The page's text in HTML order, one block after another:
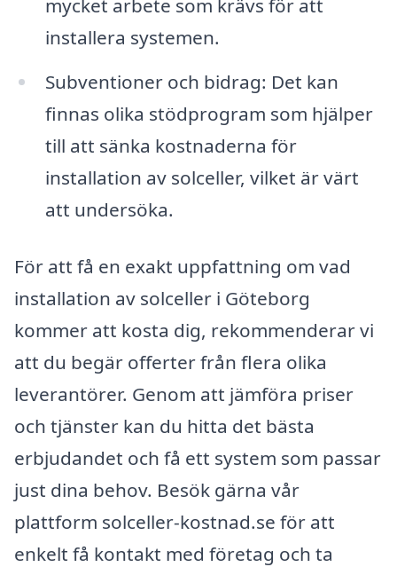
mycket arbete som krävs för att
installera systemen.
Subventioner och bidrag: Det kan
finnas olika stödprogram som hjälper
till att sänka kostnaderna för
installation av solceller, vilket är värt
att undersöka.
För att få en exakt uppfattning om vad
installation av solceller i Göteborg
kommer att kosta dig, rekommenderar vi
att du begär offerter från flera olika
leverantörer. Genom att jämföra priser
och tjänster kan du hitta det bästa
erbjudandet och få ett system som passar
just dina behov. Besök gärna vår
plattform solceller-kostnad.se för att
enkelt få kontakt med företag och ta